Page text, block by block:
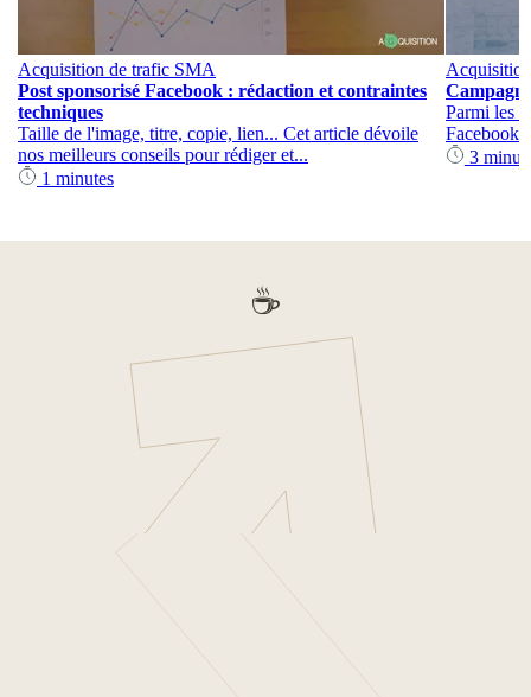
Acquisition de trafic SMA
Post sponsorisé Facebook : rédaction et contraintes
techniques
Taille de l'image, titre, copie, lien... Cet article dévoile
nos meilleurs conseils pour rédiger et...
1 minutes
Parmi les
Facebook
3
☕